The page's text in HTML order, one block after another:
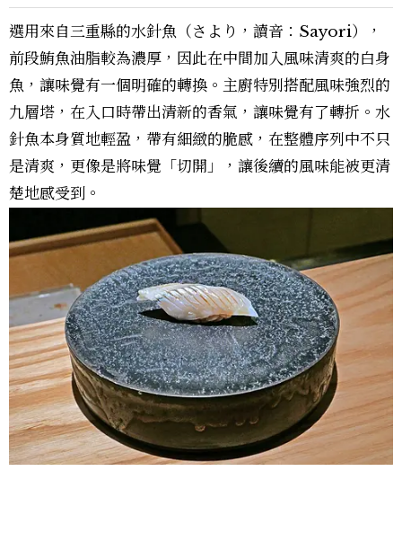
選用來自三重縣的水針魚（さより，讀音：Sayori），
前段鮪魚油脂較為濃厚，因此在中間加入風味清爽的白身
魚，讓味覺有一個明確的轉換。主廚特別搭配風味強烈的
九層塔，在入口時帶出清新的香氣，讓味覺有了轉折。水
針魚本身質地輕盈，帶有細緻的脆感，在整體序列中不只
是清爽，更像是將味覺「切開」，讓後續的風味能被更清
楚地感受到。